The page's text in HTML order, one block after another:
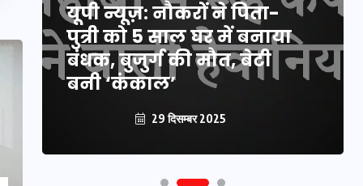
यूपी न्यूज़: नौकरों ने पिता-
पुत्री को 5 साल घर में बनाया
बंधक, बुजुर्ग की मौत, बेटी
बनी ‘कंकाल’
29 दिसम्बर 2025